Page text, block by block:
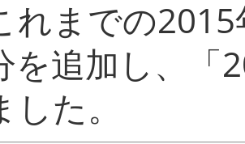
れまでの
を追加し、「
まし